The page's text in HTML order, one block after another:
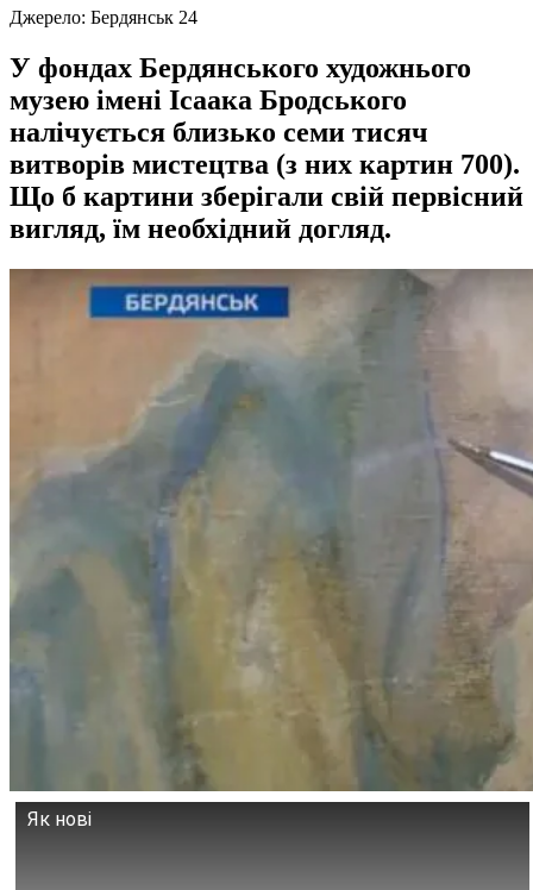
Джерело: Бердянськ 24
У фондах Бердянського художнього
музею імені Ісаака Бродського
налічується близько семи тисяч
витворів мистецтва (з них картин 700).
Що б картини зберігали свій первісний
вигляд, їм необхідний догляд.
Як нові